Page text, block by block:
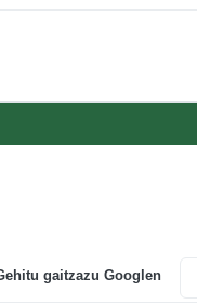
gaitzazu Googlen